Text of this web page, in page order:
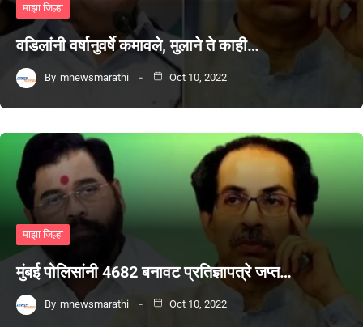
माझा जिल्हा
वडिलांनी वर्षानुवर्षे कमावले, मुलाने ते काही…
By mnewsmarathi Oct 10, 2022
माझा जिल्हा
मुंबई पोलिसांनी 4682 बनावट प्रतिज्ञापत्रे जप्त…
By mnewsmarathi Oct 10, 2022